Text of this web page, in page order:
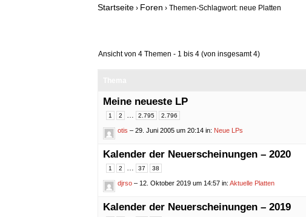
Startseite › Foren › Themen-Schlagwort: neue Platten
Ansicht von 4 Themen - 1 bis 4 (von insgesamt 4)
Meine neueste LP
1 2 … 2.795 2.796
otis – 29. Juni 2005 um 20:14 in: Neue LPs
Kalender der Neuerscheinungen – 2020
1 2 … 37 38
djrso– 12. Oktober 2019 um 14:57 in: Aktuelle Platten
Kalender der Neuerscheinungen – 2019